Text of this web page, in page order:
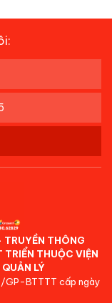
TRUYỀN THÔNG
TRIỂN THUỘC VIỆN
LÝ
GP-BTTTT cấp ngày